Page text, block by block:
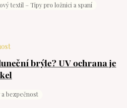
textil – Tipy pro ložnici a spaní
brýle? UV ochrana je
a bezpečnost